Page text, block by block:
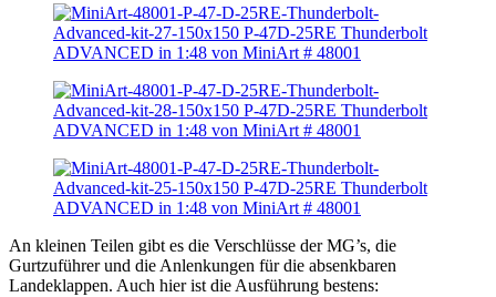
An kleinen Teilen gibt es die Verschlüsse der MG’s, die
Gurtzuführer und die Anlenkungen für die absenkbaren
Landeklappen. Auch hier ist die Ausführung bestens: